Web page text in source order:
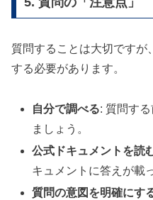
質問することは大切ですが
する必要があります。
自分で調べる: 質問す
ましょう。
公式ドキュメントを読
キュメントに答えが載
質問の意図を明確にす